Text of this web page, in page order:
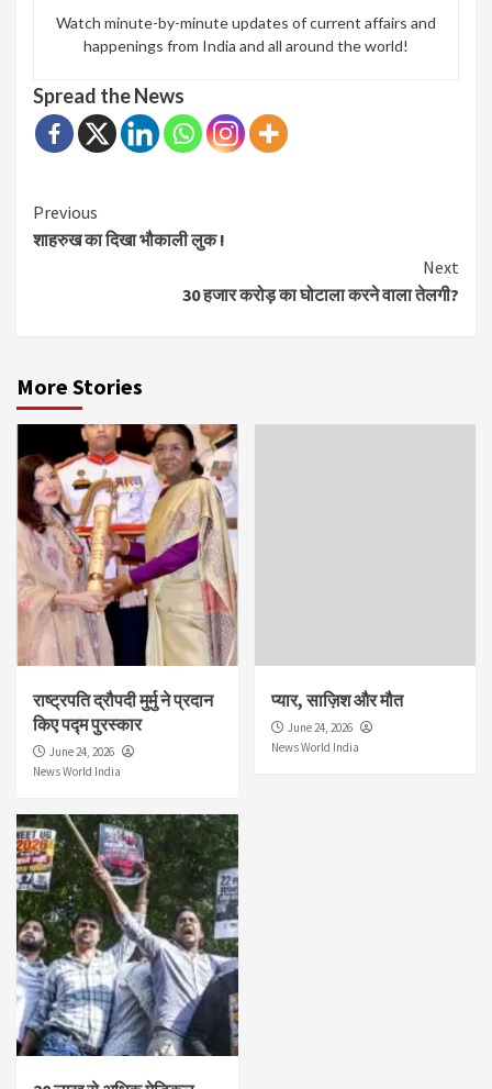
Watch minute-by-minute updates of current affairs and
happenings from India and all around the world!
Spread the News
Continue
Reading
Previous
शाहरुख का दिखा भौकाली लुक !
Next
30 हजार करोड़ का घोटाला करने वाला तेलगी?
More Stories
राष्ट्रपति द्रौपदी मुर्मु ने प्रदान
किए पद्म पुरस्कार
June 24, 2026
News World India
प्यार, साज़िश और मौत
June 24, 2026
News World India